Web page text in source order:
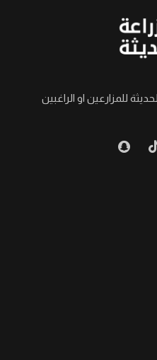
للمزارعين او الراغبين